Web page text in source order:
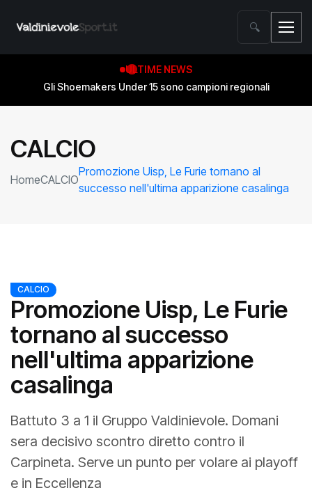
🔍
ULTIME NEWS
Gli Shoemakers Under 15 sono campioni regionali
CALCIO
HomeCALCIO
Promozione Uisp, Le Furie tornano al
successo nell'ultima apparizione casalinga
CALCIO
Promozione Uisp, Le Furie
tornano al successo
nell'ultima apparizione
casalinga
Battuto 3 a 1 il Gruppo Valdinievole. Domani
sera decisivo scontro diretto contro il
Carpineta. Serve un punto per volare ai playoff
e in Eccellenza